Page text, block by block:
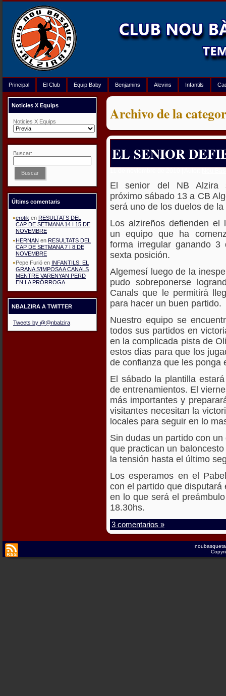
Principal El Club Equip Baby Benjamins Alevins Infantils
Noticies X Equips
Noticies X Equips
Buscar:
Buscar
Últims comentaris
erotik en RESULTATS DEL
CAP DE SETMANA 14 I 15 DE
NOVEMBRE
HERNAN en RESULTATS DEL
CAP DE SETMANA 7 I 8 DE
NOVEMBRE
Pepe Furió en INFANTILS: EL
GRANA S’IMPOSA A CANALS
MENTRE VARENYAN PERD
EN LA PRÓRROGA
NBALZIRA A TWITTER
Tweets by @@nbalzira
Archivo de la
EL SENIOR
El senior del NB Alzira
próximo sábado 13 a CB
será uno de los duelos de la
Los alzireños defienden el
un equipo que ha
forma irregular ganando
sexta posición.
Algemesí luego de la
pudo sobreponerse
Canals que le permitirá
para hacer un buen partido.
Nuestro equipo se
todos sus partidos en
en la complicada pista de
estos días para que los
de confianza que les ponga
El sábado la plantilla
de entrenamientos. El
más importantes y
visitantes necesitan la
locales para seguir en lo
Sin dudas un partido con
que practican un
la tensión hasta el último
Los esperamos en el
con el partido que
en lo que será el
18.30hs.
3 comentarios »